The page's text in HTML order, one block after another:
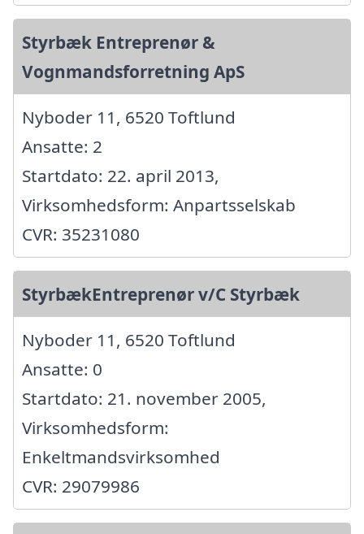
Styrbæk Entreprenør &
Vognmandsforretning ApS
Nyboder 11, 6520 Toftlund
Ansatte: 2
Startdato: 22. april 2013,
Virksomhedsform: Anpartsselskab
CVR: 35231080
StyrbækEntreprenør v/C Styrbæk
Nyboder 11, 6520 Toftlund
Ansatte: 0
Startdato: 21. november 2005,
Virksomhedsform:
Enkeltmandsvirksomhed
CVR: 29079986